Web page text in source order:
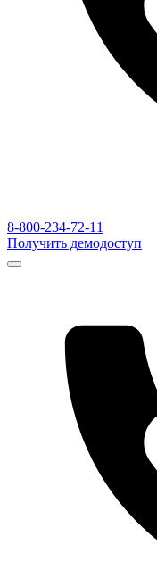
8-800-234-72-11
Получить демодоступ